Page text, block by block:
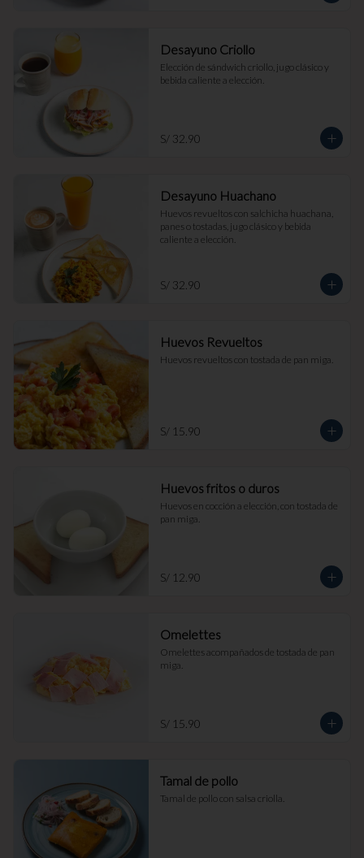
Desayuno Criollo
Elección de sándwich criollo, jugo clásico y
bebida caliente a elección.
S/ 32.90
Desayuno Huachano
Huevos revueltos con salchicha huachana,
panes o tostadas, jugo clásico y bebida
caliente a elección.
S/ 32.90
Huevos Revueltos
Huevos revueltos con tostada de pan miga.
S/ 15.90
Huevos fritos o duros
Huevos en cocción a elección, con tostada de
pan miga.
S/ 12.90
Omelettes
Omelettes acompañados de tostada de pan
miga.
S/ 15.90
Tamal de pollo
Tamal de pollo con salsa criolla.